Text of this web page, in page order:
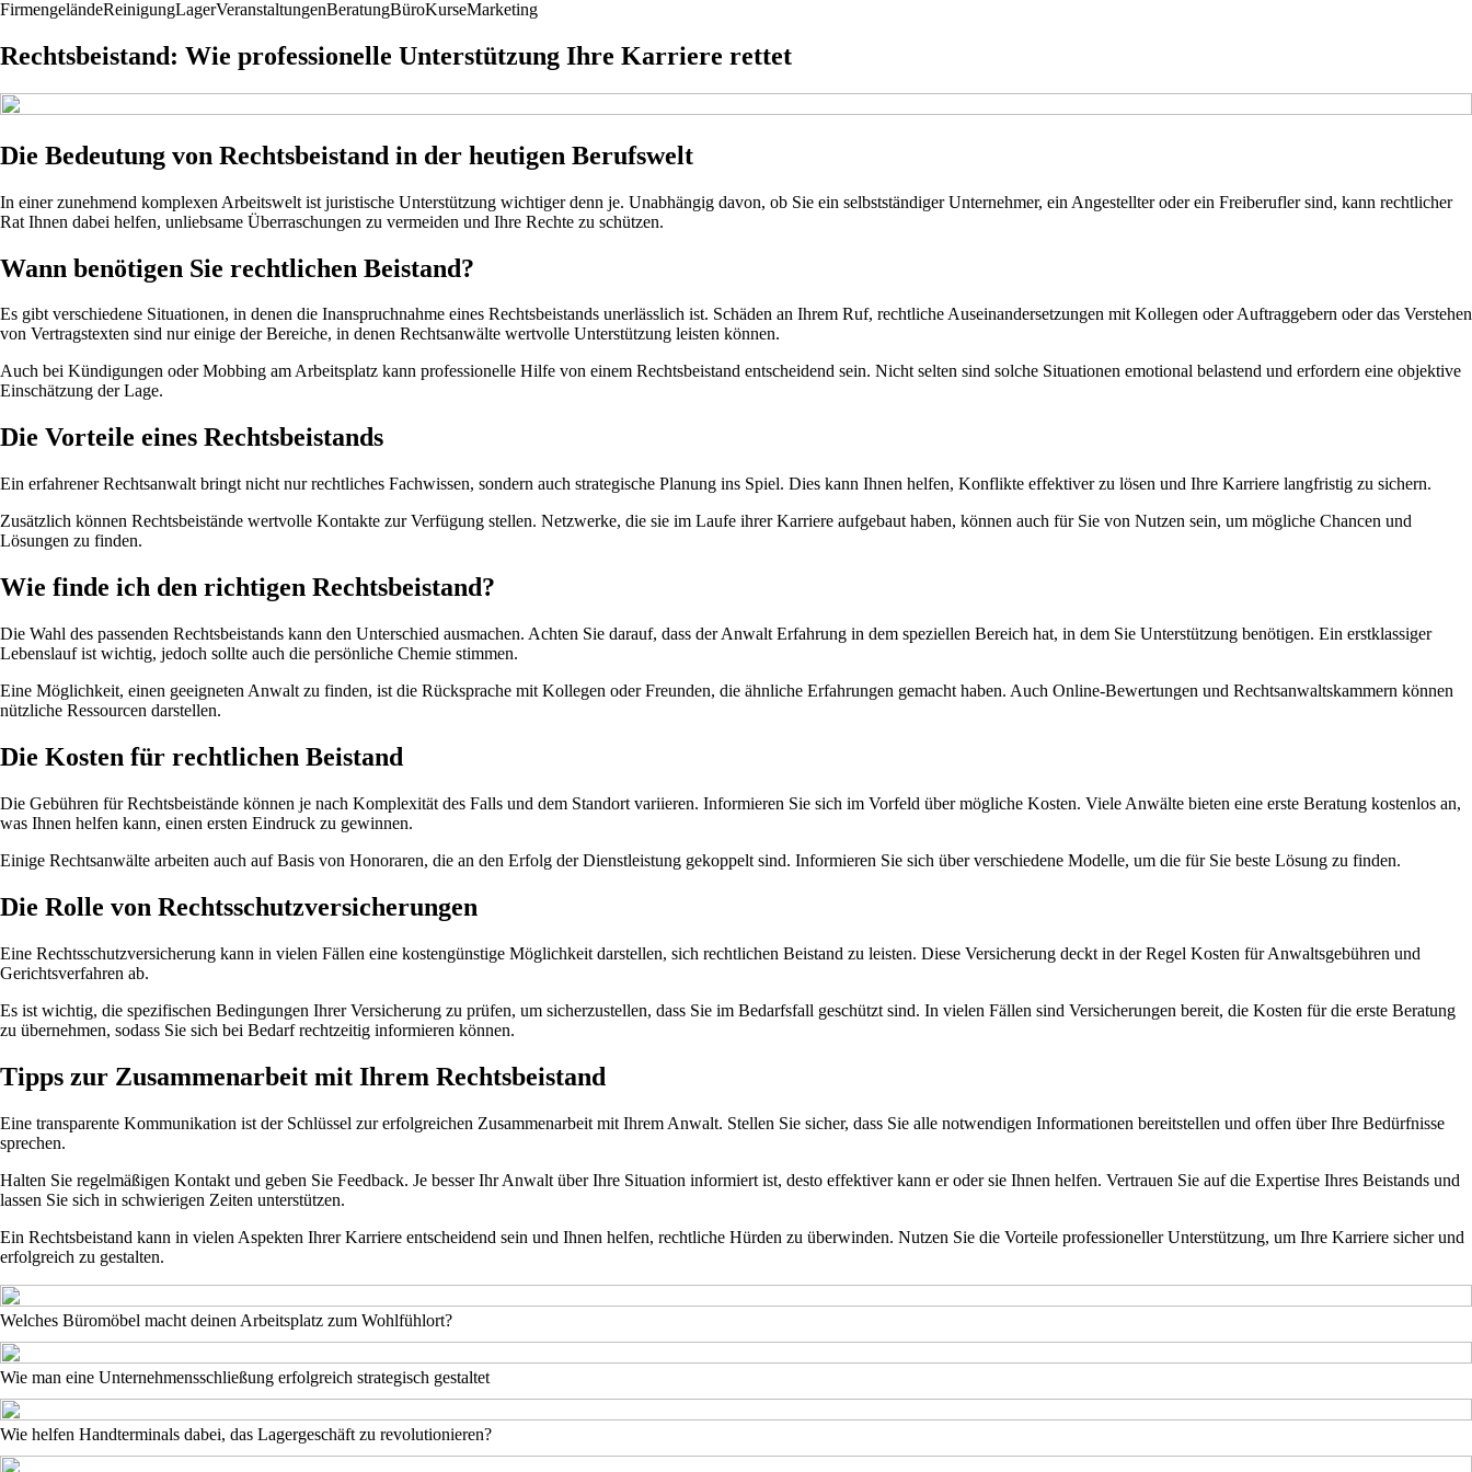
FirmengeländeReinigungLagerVeranstaltungenBeratungBüroKurseMarketing
Rechtsbeistand: Wie professionelle Unterstützung Ihre Karriere rettet
Die Bedeutung von Rechtsbeistand in der heutigen Berufswelt
In einer zunehmend komplexen Arbeitswelt ist juristische Unterstützung wichtiger denn je. Unabhängig davon, ob Sie ein selbstständiger Unternehmer, ein Angestellter oder ein Freiberufler sind, kann rechtlicher
Rat Ihnen dabei helfen, unliebsame Überraschungen zu vermeiden und Ihre Rechte zu schützen.
Wann benötigen Sie rechtlichen Beistand?
Es gibt verschiedene Situationen, in denen die Inanspruchnahme eines Rechtsbeistands unerlässlich ist. Schäden an Ihrem Ruf, rechtliche Auseinandersetzungen mit Kollegen oder Auftraggebern oder das Verstehen
von Vertragstexten sind nur einige der Bereiche, in denen Rechtsanwälte wertvolle Unterstützung leisten können.
Auch bei Kündigungen oder Mobbing am Arbeitsplatz kann professionelle Hilfe von einem Rechtsbeistand entscheidend sein. Nicht selten sind solche Situationen emotional belastend und erfordern eine objektive
Einschätzung der Lage.
Die Vorteile eines Rechtsbeistands
Ein erfahrener Rechtsanwalt bringt nicht nur rechtliches Fachwissen, sondern auch strategische Planung ins Spiel. Dies kann Ihnen helfen, Konflikte effektiver zu lösen und Ihre Karriere langfristig zu sichern.
Zusätzlich können Rechtsbeistände wertvolle Kontakte zur Verfügung stellen. Netzwerke, die sie im Laufe ihrer Karriere aufgebaut haben, können auch für Sie von Nutzen sein, um mögliche Chancen und
Lösungen zu finden.
Wie finde ich den richtigen Rechtsbeistand?
Die Wahl des passenden Rechtsbeistands kann den Unterschied ausmachen. Achten Sie darauf, dass der Anwalt Erfahrung in dem speziellen Bereich hat, in dem Sie Unterstützung benötigen. Ein erstklassiger
Lebenslauf ist wichtig, jedoch sollte auch die persönliche Chemie stimmen.
Eine Möglichkeit, einen geeigneten Anwalt zu finden, ist die Rücksprache mit Kollegen oder Freunden, die ähnliche Erfahrungen gemacht haben. Auch Online-Bewertungen und Rechtsanwaltskammern können
nützliche Ressourcen darstellen.
Die Kosten für rechtlichen Beistand
Die Gebühren für Rechtsbeistände können je nach Komplexität des Falls und dem Standort variieren. Informieren Sie sich im Vorfeld über mögliche Kosten. Viele Anwälte bieten eine erste Beratung kostenlos an,
was Ihnen helfen kann, einen ersten Eindruck zu gewinnen.
Einige Rechtsanwälte arbeiten auch auf Basis von Honoraren, die an den Erfolg der Dienstleistung gekoppelt sind. Informieren Sie sich über verschiedene Modelle, um die für Sie beste Lösung zu finden.
Die Rolle von Rechtsschutzversicherungen
Eine Rechtsschutzversicherung kann in vielen Fällen eine kostengünstige Möglichkeit darstellen, sich rechtlichen Beistand zu leisten. Diese Versicherung deckt in der Regel Kosten für Anwaltsgebühren und
Gerichtsverfahren ab.
Es ist wichtig, die spezifischen Bedingungen Ihrer Versicherung zu prüfen, um sicherzustellen, dass Sie im Bedarfsfall geschützt sind. In vielen Fällen sind Versicherungen bereit, die Kosten für die erste Beratung
zu übernehmen, sodass Sie sich bei Bedarf rechtzeitig informieren können.
Tipps zur Zusammenarbeit mit Ihrem Rechtsbeistand
Eine transparente Kommunikation ist der Schlüssel zur erfolgreichen Zusammenarbeit mit Ihrem Anwalt. Stellen Sie sicher, dass Sie alle notwendigen Informationen bereitstellen und offen über Ihre Bedürfnisse
sprechen.
Halten Sie regelmäßigen Kontakt und geben Sie Feedback. Je besser Ihr Anwalt über Ihre Situation informiert ist, desto effektiver kann er oder sie Ihnen helfen. Vertrauen Sie auf die Expertise Ihres Beistands und
lassen Sie sich in schwierigen Zeiten unterstützen.
Ein Rechtsbeistand kann in vielen Aspekten Ihrer Karriere entscheidend sein und Ihnen helfen, rechtliche Hürden zu überwinden. Nutzen Sie die Vorteile professioneller Unterstützung, um Ihre Karriere sicher und
erfolgreich zu gestalten.
Welches Büromöbel macht deinen Arbeitsplatz zum Wohlfühlort?
Wie man eine Unternehmensschließung erfolgreich strategisch gestaltet
Wie helfen Handterminals dabei, das Lagergeschäft zu revolutionieren?